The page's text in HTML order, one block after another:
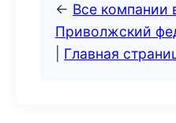
← Все компании
Приволжский
Главная